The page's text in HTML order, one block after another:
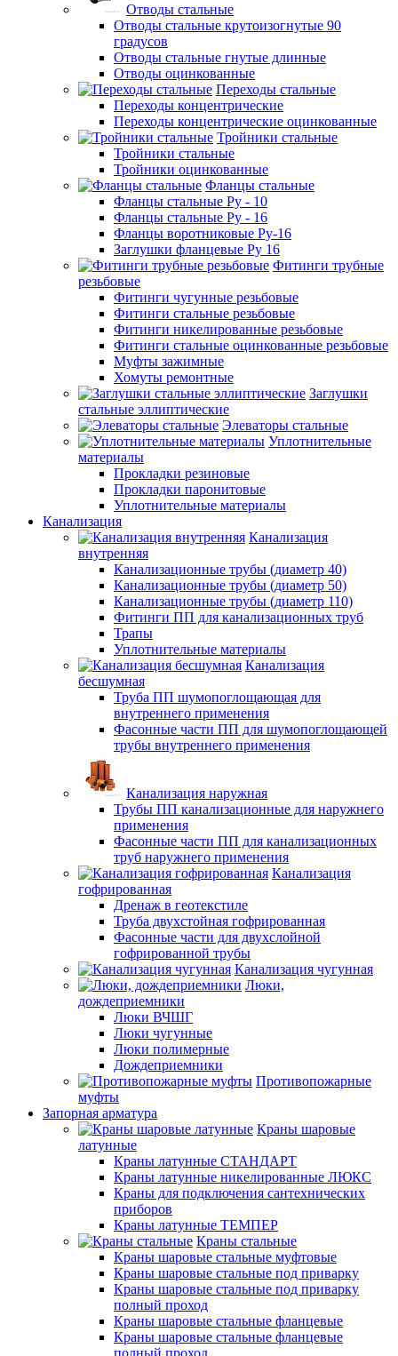
Отводы стальные
Отводы стальные крутоизогнутые 90
градусов
Отводы стальные гнутые длинные
Отводы оцинкованные
Переходы стальные
Переходы концентрические
Переходы концентрические оцинкованные
Тройники стальные
Тройники стальные
Тройники оцинкованные
Фланцы стальные
Фланцы стальные Ру - 10
Фланцы стальные Ру - 16
Фланцы воротниковые Ру-16
Заглушки фланцевые Ру 16
Фитинги трубные
резьбовые
Фитинги чугунные резьбовые
Фитинги стальные резьбовые
Фитинги никелированные резьбовые
Фитинги стальные оцинкованные резьбовые
Муфты зажимные
Хомуты ремонтные
Заглушки
стальные эллиптические
Элеваторы стальные
Уплотнительные
материалы
Прокладки резиновые
Прокладки паронитовые
Уплотнительные материалы
Канализация
Канализация
внутренняя
Канализационные трубы (диаметр 40)
Канализационные трубы (диаметр 50)
Канализационные трубы (диаметр 110)
Фитинги ПП для канализационных труб
Трапы
Уплотнительные материалы
Канализация
бесшумная
Труба ПП шумопоглощающая для
внутреннего применения
Фасонные части ПП для шумопоглощающей
трубы внутреннего применения
Канализация наружная
Трубы ПП канализационные для наружнего
применения
Фасонные части ПП для канализационных
труб наружнего применения
Канализация
гофрированная
Дренаж в геотекстиле
Труба двухстойная гофрированная
Фасонные части для двухслойной
гофрированной трубы
Канализация чугунная
Люки,
дождеприемники
Люки ВЧШГ
Люки чугунные
Люки полимерные
Дождеприемники
Противопожарные
муфты
Запорная арматура
Краны шаровые
латунные
Краны латунные СТАНДАРТ
Краны латунные никелированные ЛЮКС
Краны для подключения сантехнических
приборов
Краны латунные ТЕМПЕР
Краны стальные
Краны шаровые стальные муфтовые
Краны шаровые стальные под приварку
Краны шаровые стальные под приварку
полный проход
Краны шаровые стальные фланцевые
Краны шаровые стальные фланцевые
полный проход